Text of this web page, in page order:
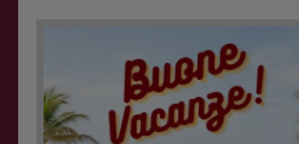
accordance
with